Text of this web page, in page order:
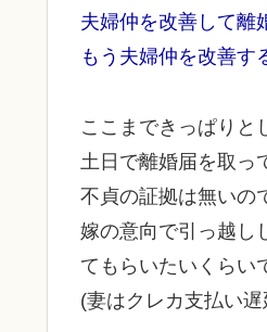
夫婦仲を改善して離
もう夫婦仲を改善す
ここまできっぱりと
土日で離婚届を取っ
不貞の証拠は無いの
嫁の意向で引っ越し
てもらいたいくらい
(妻はクレカ支払い